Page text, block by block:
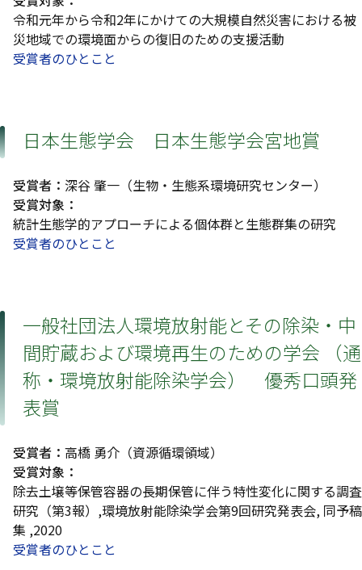
令和元年から令和2年にかけての大規模自然災害における被
災地域での環境面からの復旧のための支援活動
受賞者のひとこと
日本生態学会 日本生態学会宮地賞
受賞者： 深谷 肇一（生物・生態系環境研究センター）
受賞対象：
統計生態学的アプローチによる個体群と生態群集の研究
受賞者のひとこと
一般社団法人環境放射能とその除染・中
間貯蔵および環境再生のための学会 （通
称・環境放射能除染学会） 優秀口頭発
表賞
受賞者： 高橋 勇介（資源循環領域）
受賞対象：
除去土壌等保管容器の長期保管に伴う特性変化に関する調査
研究（第3報）,環境放射能除染学会第9回研究発表会, 同予稿
集 ,2020
受賞者のひとこと